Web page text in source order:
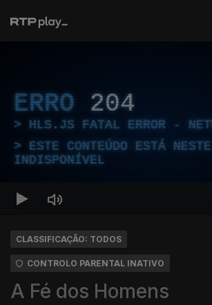
ERRO 204
HLS.JS FATAL ERROR -
ESTE CONTEÚDO ESTÁ NESTE
INDISPONÍVEL
CLASSIFICAÇÃO: TODOS
CONTROLO PARENTAL INATIVO
A Fé dos Homens